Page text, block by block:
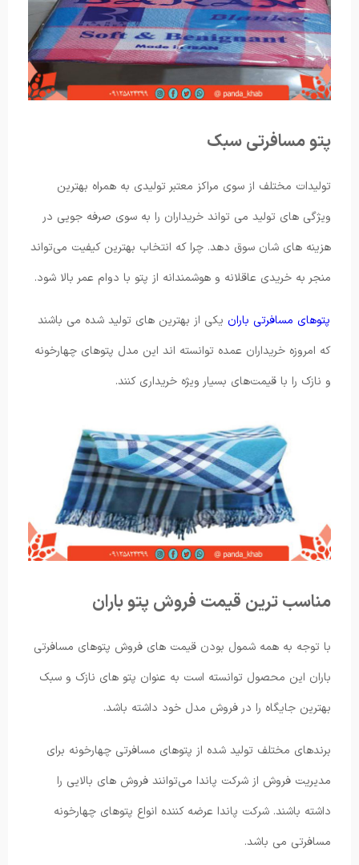
پتو مسافرتی سبک
تولیدات مختلف از سوی مراکز معتبر تولیدی به همراه بهترین
ویژگی های تولید می تواند خریداران را به سوی صرفه جویی در
هزینه های شان سوق دهد. چرا که انتخاب بهترین کیفیت می‌تواند
منجر به خریدی عاقلانه و هوشمندانه از پتو با دوام عمر بالا شود.
پتوهای مسافرتی باران یکی از بهترین های تولید شده می باشند
که امروزه خریداران عمده توانسته‌ اند این مدل پتوهای چهارخونه
و نازک را با قیمت‌های بسیار ویژه خریداری کنند.
مناسب ترین قیمت فروش پتو باران
با توجه به همه شمول بودن قیمت های فروش پتوهای مسافرتی
باران این محصول توانسته است به عنوان پتو های نازک و سبک
بهترین جایگاه را در فروش مدل خود داشته باشد.
برندهای مختلف تولید شده از پتوهای مسافرتی چهارخونه برای
مدیریت فروش از شرکت پاندا می‌توانند فروش های بالایی را
داشته باشند. شرکت پاندا عرضه کننده انواع پتوهای چهارخونه
مسافرتی می باشد.